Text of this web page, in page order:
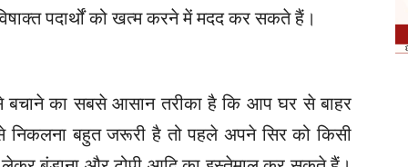
पदार्थों को खत्म करने में मदद कर सकते हैं।
बचाने का सबसे आसान तरीका है कि आप घर से बाहर
बहुत जरूरी है तो पहले अपने सिर को किसी